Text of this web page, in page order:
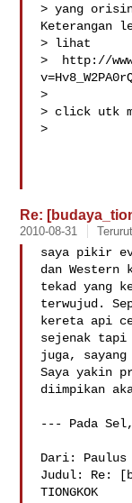
> yang
Keterangan
> lihat
>  http://
>
> click utk
>
Re:
2010-08-31
saya pikir
dan Western
tekad yang
terwujud.
kereta api
sejenak
juga, sayang
Saya yakin
diimpikan
--- Pada
Dari: Paulus
Judul: Re:
TIONGKOK